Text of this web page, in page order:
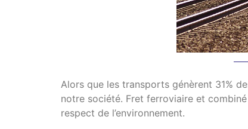
Alors que les transports génèrent 31%
notre société. Fret ferroviaire et
respect de l’environnement.